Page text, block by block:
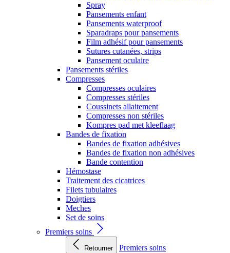
Spray
Pansements enfant
Pansements waterproof
Sparadraps pour pansements
Film adhésif pour pansements
Sutures cutanées, strips
Pansement oculaire
Pansements stériles
Compresses
Compresses oculaires
Compresses stériles
Coussinets allaitement
Compresses non stériles
Kompres pad met kleeflaag
Bandes de fixation
Bandes de fixation adhésives
Bandes de fixation non adhésives
Bande contention
Hémostase
Traitement des cicatrices
Filets tubulaires
Doigtiers
Meches
Set de soins
Premiers soins
Retourner
Premiers soins